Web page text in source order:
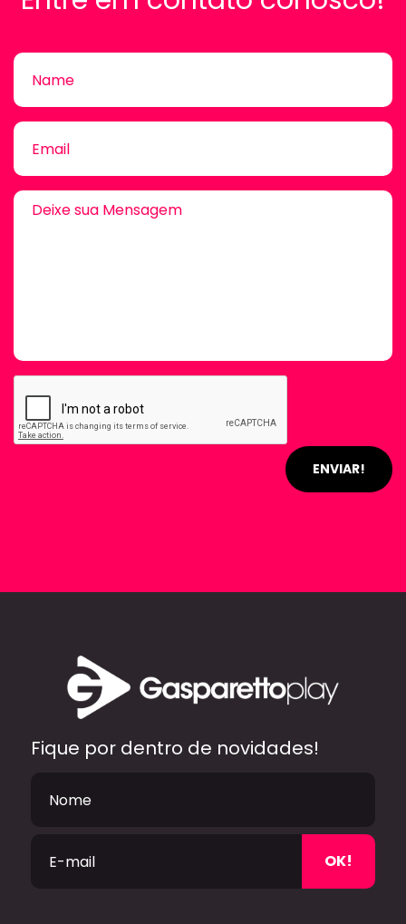
ENVIAR!
Fique por dentro de novidades!
OK!